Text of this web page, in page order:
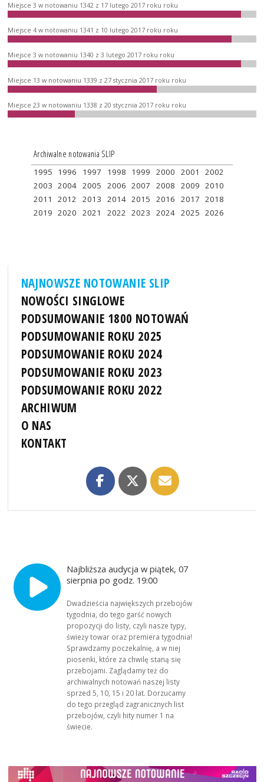
Miejsce 3 w notowaniu 1342 z 17 lutego 2017 roku roku
Miejsce 4 w notowaniu 1341 z 10 lutego 2017 roku roku
Miejsce 3 w notowaniu 1340 z 3 lutego 2017 roku roku
Miejsce 13 w notowaniu 1339 z 27 stycznia 2017 roku roku
Miejsce 23 w notowaniu 1338 z 20 stycznia 2017 roku roku
Archiwalne notowania SLIP
1995 1996 1997 1998 1999 2000 2001
2002
2003 2004 2005 2006 2007 2008 2009 2010
2011
2012 2013 2014 2015 2016 2017 2018
2019 2020 2021 2022 2023 2024 2025 2026
NAJNOWSZE NOTOWANIE SLIP
NOWOŚCI SINGLOWE
PODSUMOWANIE 1800 NOTOWAŃ
PODSUMOWANIE ROKU 2025
PODSUMOWANIE ROKU 2024
PODSUMOWANIE ROKU 2023
PODSUMOWANIE ROKU 2022
ARCHIWUM
O NAS
KONTAKT
Najbliższa audycja w piątek, 07
sierpnia po godz. 19:00
Dwadzieścia największych przebojów
tygodnia, do tego garść nowych
propozycji do listy, czyli nasze typy,
świeży towar oraz premiera tygodnia!
Sprawdzamy poczekalnię, a w niej
piosenki, które za chwilę staną się
przebojami. Zaglądamy też do
archiwalnych notowań naszej listy
sprzed 5, 10, 15 i 20 lat. Dorzucamy
do tego przegląd zagranicznych list
przebojów, czyli hity numer 1 na
świecie.